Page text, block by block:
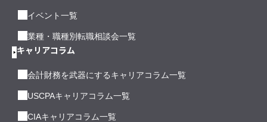
イベント一覧
業種・職種別転職相談会一覧
キャリアコラム
会計財務を武器にするキャリアコラム一覧
USCPAキャリアコラム一覧
CIAキャリアコラム一覧